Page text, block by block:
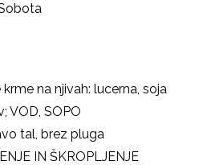
na njivah: lucerna, soja
VOD, SOPO
tal, brez pluga
IN ŠKROPLJENJE